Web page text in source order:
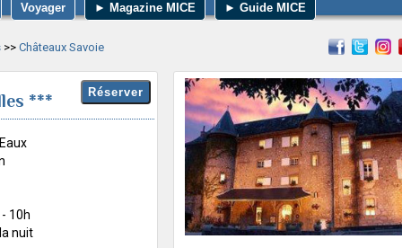
Voyager ► Magazine MICE ► Guide MICE
>> Châteaux Savoie
***
10h
nuit